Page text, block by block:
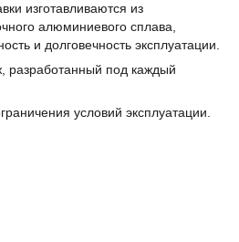
изготавливаются из
алюминиевого сплава,
и долговечность эксплуатации.
разработанный под каждый
условий эксплуатации.